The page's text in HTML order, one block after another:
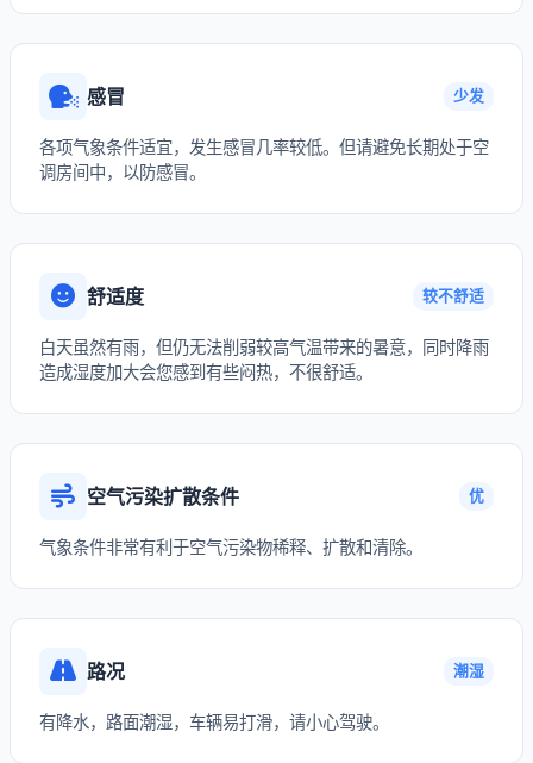
感冒 少发
各项气象条件适宜，发生感冒几率较低。但请避免长期处于空
调房间中，以防感冒。
舒适度 较不舒适
白天虽然有雨，但仍无法削弱较高气温带来的暑意，同时降雨
造成湿度加大会您感到有些闷热，不很舒适。
空气污染扩散条件 优
气象条件非常有利于空气污染物稀释、扩散和清除。
路况 潮湿
有降水，路面潮湿，车辆易打滑，请小心驾驶。